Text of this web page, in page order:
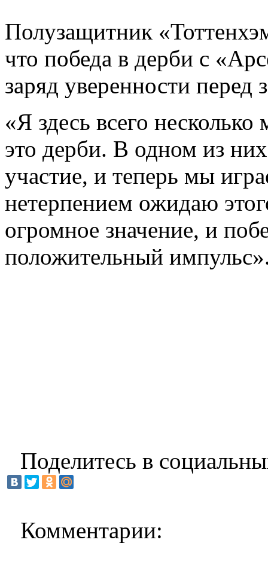
Полузащитник
что победа в дерби с
заряд уверенности перед
«Я здесь всего
это дерби. В одном из
участие, и теперь мы
нетерпением ожидаю
огромное значение, и
положительный
Поделитесь в
Комментарии: